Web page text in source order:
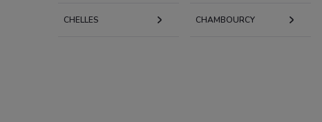
CHELLES CHAMBOURCY